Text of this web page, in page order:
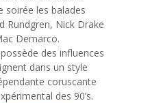
soirée les balades
Rundgren, Nick Drake
Demarco.
des influences
dans un style
coruscante
des 90’s.